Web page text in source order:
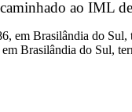
ao IML
Brasilândia do Sul,